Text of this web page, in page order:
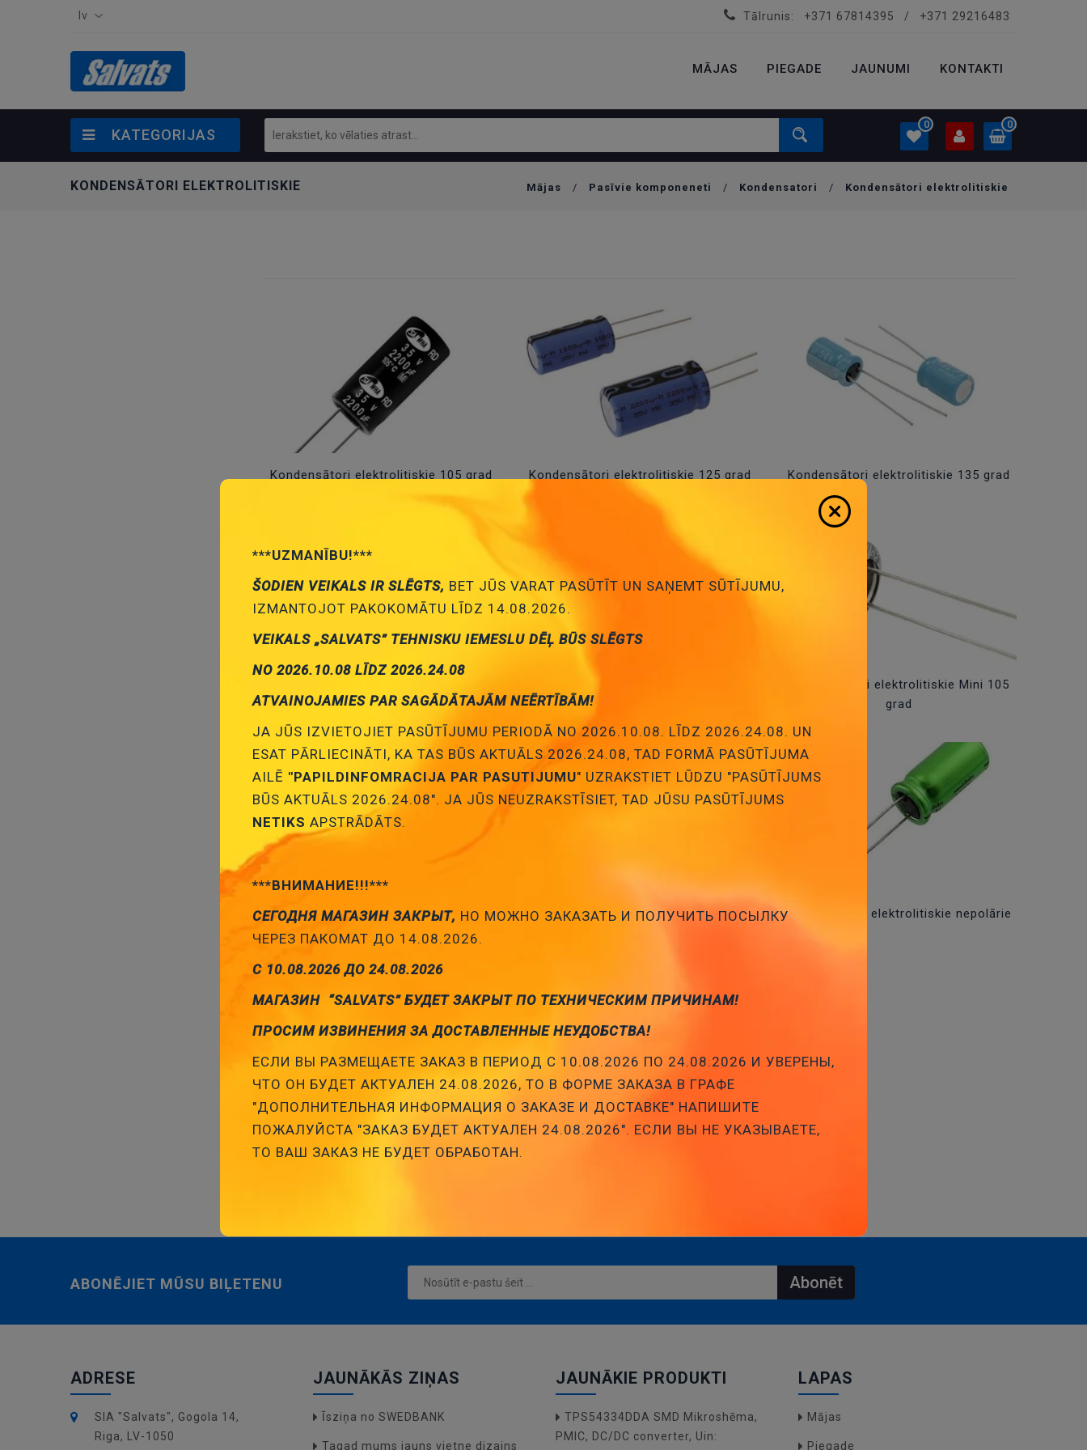
lv Tālrunis: +371 67814395 / +371 29216483
MĀJAS PIEGADE JAUNUMI KONTAKTI
KATEGORIJAS
0 0
Ielogoties
KONDENSĀTORI ELEKTROLITISKIE Mājas / Pasīvie komponeneti / Kondensatori / Kondensātori elektrolitiskie
Kondensātori elektrolitiskie 105 grad Kondensātori elektrolitiskie 125 grad Kondensātori elektrolitiskie 135 grad
Kondensātori elektrolitiskie Mini 105
grad
Kondensātori elektrolitiskie SMD Kondensātori elektrolitiskie ar klemēm Kondensātori elektrolitiskie nepolārie
Kondensātori elektrolitiskie zemas
ABONĒJIET MŪSU BIĻETENU Abonēt
ADRESE
SIA "Salvats", Gogola 14,
Riga, LV-1050
JAUNĀKĀS ZIŅAS
Īsziņa no SWEDBANK
Tagad mums jauns vietne dizains
JAUNĀKIE PRODUKTI
TPS54334DDA SMD Mikroshēma,
PMIC, DC/DC converter, Uin:
LAPAS
Mājas
Piegade
***UZMANĪBU!***
ŠODIEN VEIKALS IR SLĒGTS, BET JŪS VARAT PASŪTĪT UN SAŅEMT SŪTĪJUMU,
IZMANTOJOT PAKOKOMĀTU LĪDZ 14.08.2026.
VEIKALS „SALVATS” TEHNISKU IEMESLU DĒĻ BŪS SLĒGTS
NO 2026.10.08 LĪDZ 2026.24.08
ATVAINOJAMIES PAR SAGĀDĀTAJĀM NEĒRTĪBĀM!
JA JŪS IZVIETOJIET PASŪTĪJUMU PERIODĀ NO 2026.10.08. LĪDZ 2026.24.08. UN
ESAT PĀRLIECINĀTI, KA TAS BŪS AKTUĀLS 2026.24.08, TAD FORMĀ PASŪTĪJUMA
AILĒ "PAPILDINFOMRACIJA PAR PASUTIJUMU" UZRAKSTIET LŪDZU "PASŪTĪJUMS
BŪS AKTUĀLS 2026.24.08". JA JŪS NEUZRAKSTĪSIET, TAD JŪSU PASŪTĪJUMS
NETIKS APSTRĀDĀTS.
***ВНИМАНИЕ!!!***
СЕГОДНЯ МАГАЗИН ЗАКРЫТ, НО МОЖНО ЗАКАЗАТЬ И ПОЛУЧИТЬ ПОСЫЛКУ
ЧЕРЕЗ ПАКОМАТ ДО 14.08.2026.
С 10.08.2026 ДО 24.08.2026
МАГАЗИН “SALVATS” БУДЕТ ЗАКРЫТ ПО ТЕХНИЧЕСКИМ ПРИЧИНАМ!
ПРОСИМ ИЗВИНЕНИЯ ЗА ДОСТАВЛЕННЫЕ НЕУДОБСТВА!
ЕСЛИ ВЫ РАЗМЕЩАЕТЕ ЗАКАЗ В ПЕРИОД С 10.08.2026 ПО 24.08.2026 И УВЕРЕНЫ,
ЧТО ОН БУДЕТ АКТУАЛЕН 24.08.2026, ТО В ФОРМЕ ЗАКАЗА В ГРАФЕ
"ДОПОЛНИТЕЛЬНАЯ ИНФОРМАЦИЯ О ЗАКАЗЕ И ДОСТАВКЕ" НАПИШИТЕ
ПОЖАЛУЙСТА "ЗАКАЗ БУДЕТ АКТУАЛЕН 24.08.2026". ЕСЛИ ВЫ НЕ УКАЗЫВАЕТЕ,
ТО ВАШ ЗАКАЗ НЕ БУДЕТ ОБРАБОТАН.